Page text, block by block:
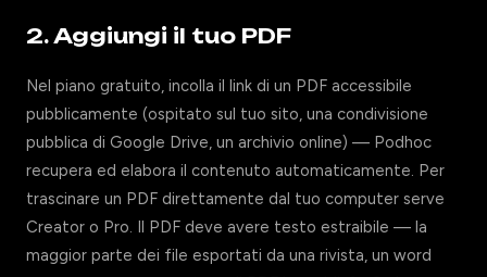
2. Aggiungi il tuo PDF
Nel piano gratuito, incolla il link di un PDF accessibile
pubblicamente (ospitato sul tuo sito, una condivisione
pubblica di Google Drive, un archivio online) — Podhoc
recupera ed elabora il contenuto automaticamente. Per
trascinare un PDF direttamente dal tuo computer serve
Creator o Pro. Il PDF deve avere testo estraibile — la
maggior parte dei file esportati da una rivista, un word